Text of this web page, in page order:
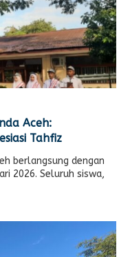
Aceh:
Tahfiz
berlangsung dengan
2026. Seluruh siswa,